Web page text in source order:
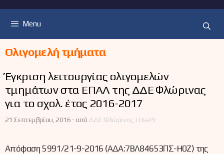
Menu
Ολιγομελή τμήματα
Έγκριση λειτουργίας ολιγομελών
τμημάτων στα ΕΠΑΛ της ΔΔΕ Φλώρινας
για το σχολ. έτος 2016-2017
21 Σεπτεμβρίου, 2016 -από ΔΔΕ Φλώρινας | User9
Απόφαση 5991/21-9-2016 (ΑΔΑ:7ΒΛ84653ΠΣ-Η0Ζ) της